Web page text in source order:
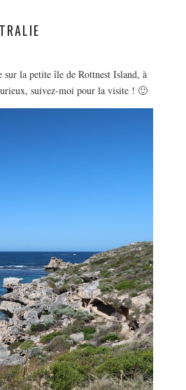
sur la petite île de Rottnest Island, à
suivez-moi pour la visite ! 🙂